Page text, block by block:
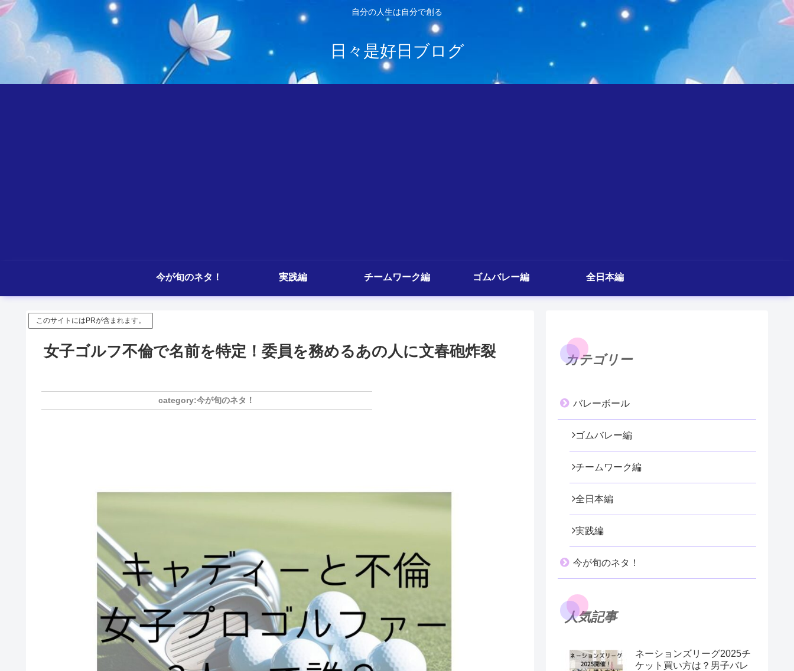
自分の人生は自分で創る
日々是好日ブログ
今が旬のネタ！ 実践編 チームワーク編 ゴムバレー編 全日本編
このサイトにはPRが含まれます。
女子ゴルフ不倫で名前を特定！委員を務めるあの人に文春砲炸裂
今が旬のネタ！
カテゴリー
バレーボール
ゴムバレー編
チームワーク編
全日本編
実践編
今が旬のネタ！
人気記事
ネーションズリーグ2025チ
ケット買い方は？男子バレ